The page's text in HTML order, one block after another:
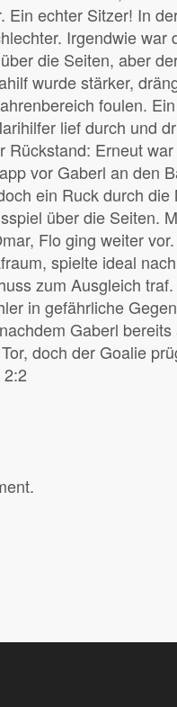
echter Sitzer! In
Irgendwie war
die Seiten, aber
wurde stärker,
foulen.
lief durch und
Erneut
vor Gaberl an den
ein Ruck durch
über die Seiten.
Flo ging weiter
spielte ideal
zum Ausgleich
in gefährliche
Gaberl
doch der Goalie